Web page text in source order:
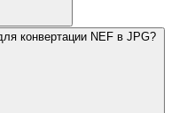
конвертации NEF в JPG?